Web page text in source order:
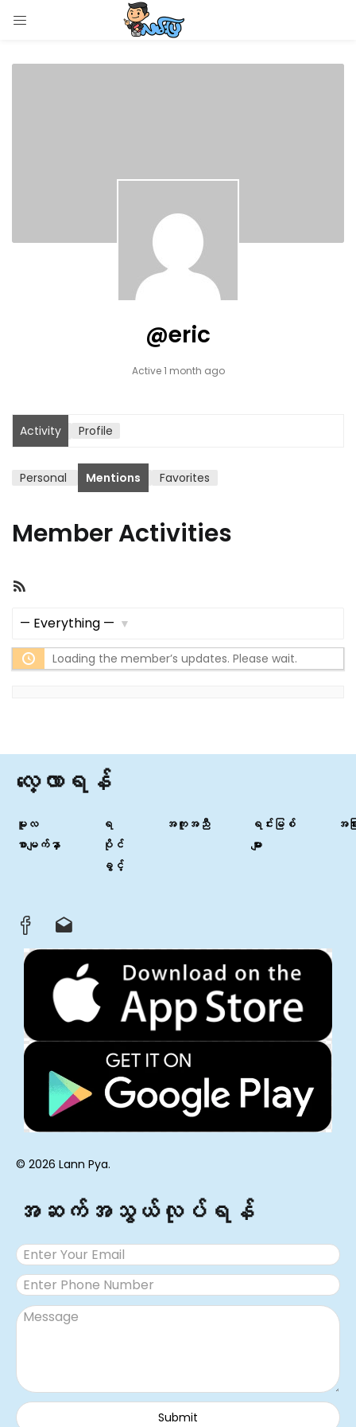
@eric
Active 1 month ago
Activity Profile
Personal Mentions Favorites
Member Activities
Loading the member’s updates. Please wait.
လေ့လာရန်
မူလ
စာမျက်နှာ
ရ
ပိုင်
ခွင့်
အကူအညီ
ရင်းမြစ်
များ
အခြ
© 2026 Lann Pya.
အဆက်အသွယ်လုပ်ရန်
Lost password?